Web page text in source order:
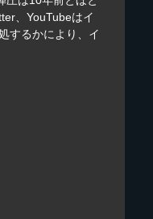
、YouTubeはイ
するかにより、イ